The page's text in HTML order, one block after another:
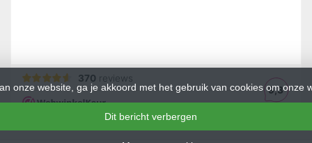
onze website, ga je akkoord met het gebruik van cookies om onze
Dit bericht verbergen